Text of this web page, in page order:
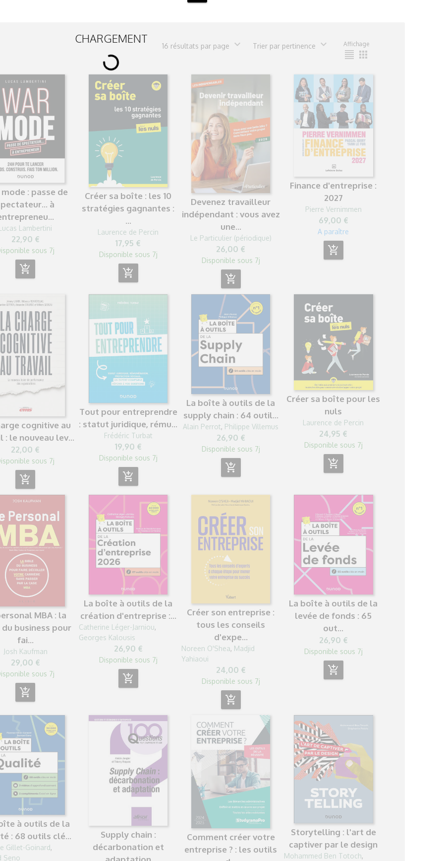
CHARGEMENT
16 résultats par page expand_more Trier par pertinence expand_more Affichage
format_align_justify apps
: passe de
à
Lambertini
22,90 €
sous 7j
add_shopping_cart
Créer sa boîte : les 10
stratégies gagnantes :
...
Laurence de Percin
17,95 €
Disponible sous 7j
add_shopping_cart
Devenez travailleur
indépendant : vous avez
une...
Le Particulier (périodique)
26,00 €
Disponible sous 7j
add_shopping_cart
Finance d'entreprise :
2027
Pierre Vernimmen
69,00 €
A paraître
add_shopping_cart
cognitive au
: le nouveau lev...
22,00 €
sous 7j
add_shopping_cart
Tout pour entreprendre
: statut juridique, rému...
Frédéric Turbat
19,90 €
Disponible sous 7j
add_shopping_cart
La boîte à outils de la
supply chain : 64 outil...
Alain Perrot, Philippe Villemus
26,90 €
Disponible sous 7j
add_shopping_cart
Créer sa boîte pour les
nuls
Laurence de Percin
24,95 €
Disponible sous 7j
add_shopping_cart
MBA : la
business pour
fai...
Josh Kaufman
29,00 €
sous 7j
add_shopping_cart
La boîte à outils de la
création d'entreprise :...
Catherine Léger-Jarniou,
Georges Kalousis
26,90 €
Disponible sous 7j
add_shopping_cart
Créer son entreprise :
tous les conseils
d'expe...
Noreen O'Shea, Madjid
Yahiaoui
24,00 €
Disponible sous 7j
add_shopping_cart
La boîte à outils de la
levée de fonds : 65
out...
26,90 €
Disponible sous 7j
add_shopping_cart
à outils de la
: 68 outils clé...
Gillet-Goinard,
Seno
Supply chain :
décarbonation et
Comment créer votre
entreprise ? : les outils
Storytelling : l'art de
captiver par le design
Mohammed Ben Totoch,